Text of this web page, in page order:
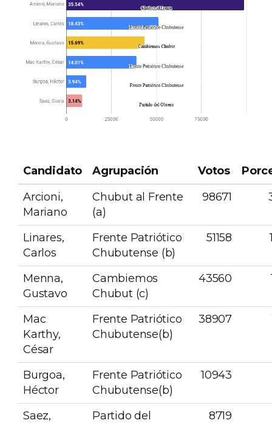
Candidato Agrupación Votos
Arcioni,
Mariano
Chubut al Frente
(a)
98671
Linares,
Carlos
Frente Patriótico
Chubutense (b)
51158
Menna,
Gustavo
Cambiemos
Chubut (c)
43560
Mac
Karthy,
César
Frente Patriótico
Chubutense(b)
38907
Burgoa,
Héctor
Frente Patriótico
Chubutense(b)
10943
Saez,
Partido del
8719